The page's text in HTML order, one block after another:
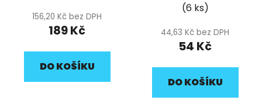
156,20 Kč bez DPH
189 Kč
DO KOŠÍKU
(6 ks)
44,63 Kč bez DPH
54 Kč
DO KOŠÍKU